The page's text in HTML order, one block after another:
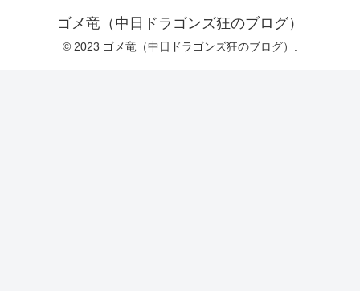
ゴメ竜（中日ドラゴンズ狂のブログ）
© 2023 ゴメ竜（中日ドラゴンズ狂のブログ）.